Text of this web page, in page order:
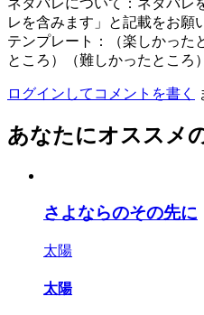
レを含みます」と記載をお願
テンプレート：（楽しかった
ところ）（難しかったところ
ログインしてコメントを書く
あなたにオススメ
さよならのその先に
太陽
太陽